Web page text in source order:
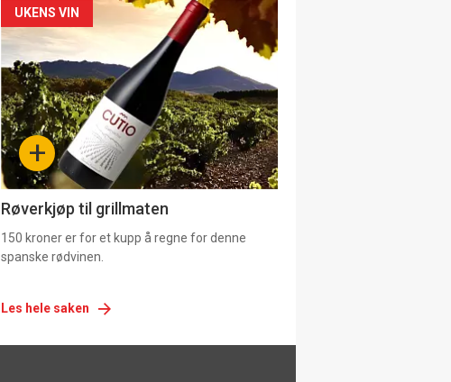
Forsiden
akkurat
nå
-
6 +
UKENS VIN
Røverkjøp til grillmaten
150 kroner er for et kupp å regne for denne
spanske rødvinen.
Les hele saken